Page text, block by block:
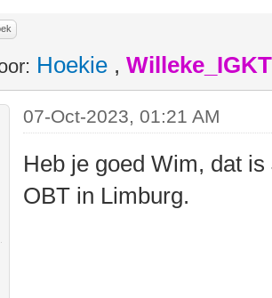
Hoekie , Willeke_IGKT
07-Oct-2023, 01:21 AM
Heb je goed Wim, dat
OBT in Limburg.